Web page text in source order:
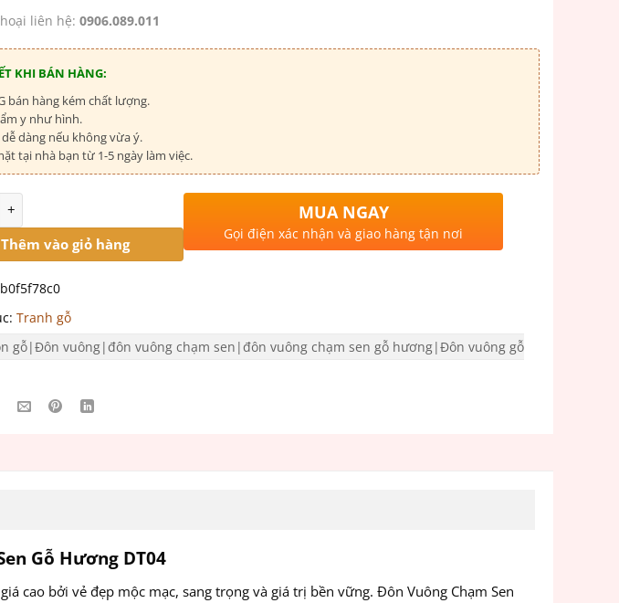
liên hệ: 0906.089.011
KHI BÁN HÀNG:
bán hàng kém chất lượng.
y như hình.
dàng nếu không vừa ý.
tại nhà bạn từ 1-5 ngày làm việc.
Thêm vào giỏ hàng
MUA NGAY
Gọi điện xác nhận và giao hàng tận nơi
Tranh gỗ
gỗ|Đôn vuông|đôn vuông chạm sen|đôn vuông chạm sen gỗ hương|Đôn vuông gỗ
Gỗ Hương DT04
cao bởi vẻ đẹp mộc mạc, sang trọng và giá trị bền vững. Đôn Vuông Chạm Sen